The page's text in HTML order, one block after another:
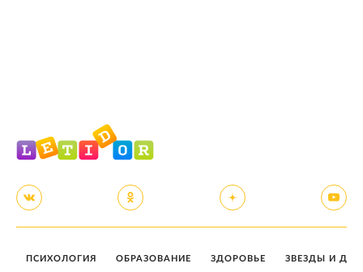
ПСИХОЛОГИЯ ОБРАЗОВАНИЕ ЗДОРОВЬЕ ЗВЕЗДЫ И